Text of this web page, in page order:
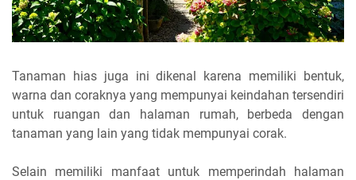
Tanaman hias juga ini dikenal karena memiliki bentuk,
warna dan coraknya yang mempunyai keindahan tersendiri
untuk ruangan dan halaman rumah, berbeda dengan
tanaman yang lain yang tidak mempunyai corak.
Selain memiliki manfaat untuk memperindah halaman